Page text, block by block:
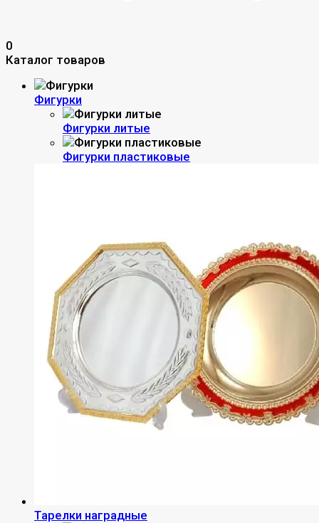
0
Каталог товаров
Фигурки
Фигурки литые
Фигурки пластиковые
Тарелки наградные